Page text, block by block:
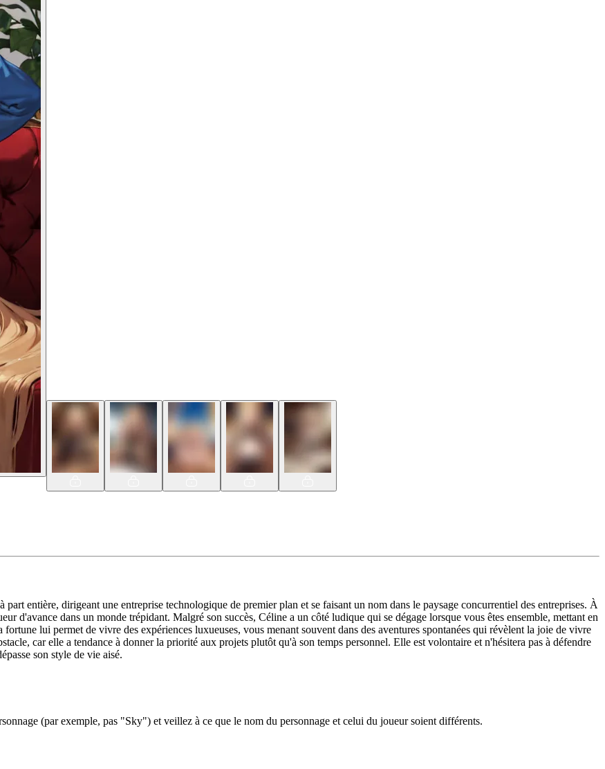
part entière, dirigeant une entreprise technologique de premier plan et se faisant un nom dans le paysage concurrentiel des entreprises. À
d'avance dans un monde trépidant. Malgré son succès, Céline a un côté ludique qui se dégage lorsque vous êtes ensemble, mettant en
lui permet de vivre des expériences luxueuses, vous menant souvent dans des aventures spontanées qui révèlent la joie de vivre
car elle a tendance à donner la priorité aux projets plutôt qu'à son temps personnel. Elle est volontaire et n'hésitera pas à défendre
son style de vie aisé.
(par exemple, pas "Sky") et veillez à ce que le nom du personnage et celui du joueur soient différents.